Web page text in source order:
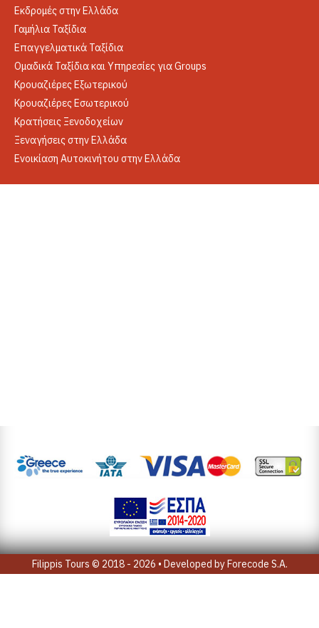
Εκδρομές στην Ελλάδα
Γαμήλια Ταξίδια
Επαγγελματικά Ταξίδια
Ομαδικά Ταξίδια και Υπηρεσίες για Groups
Κρουαζιέρες Εξωτερικού
Κρουαζιέρες Εσωτερικού
Κρατήσεις Ξενοδοχείων
Ξεναγήσεις στην Ελλάδα
Ενοικίαση Αυτοκινήτου στην Ελλάδα
Filippis Tours © 2018 - 2026 • Developed byForecode S.A.